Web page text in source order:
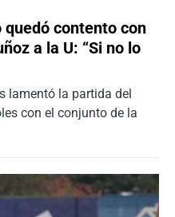
quedó contento con
a la U: “Si no lo
lamentó la partida del
con el conjunto de la